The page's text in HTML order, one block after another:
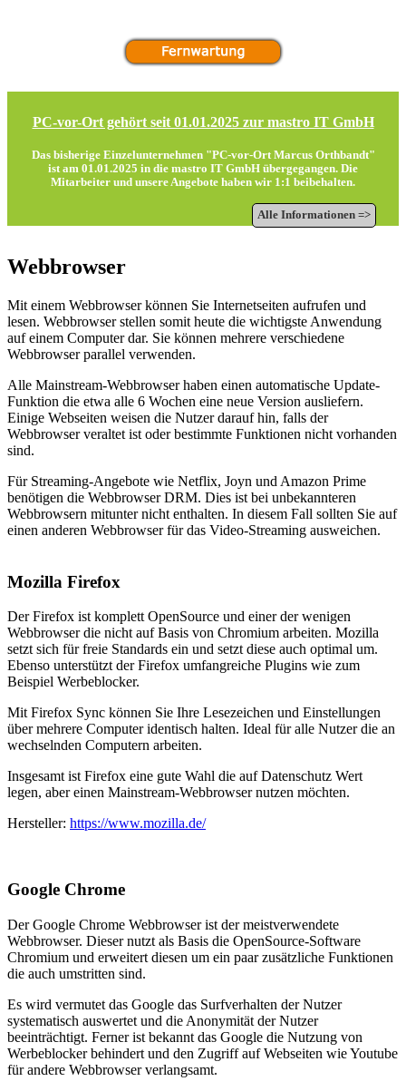
PC-vor-Ort gehört seit 01.01.2025 zur mastro IT GmbH
Das bisherige Einzelunternehmen "PC-vor-Ort Marcus Orthbandt"
ist am 01.01.2025 in die mastro IT GmbH übergegangen. Die
Mitarbeiter und unsere Angebote haben wir 1:1 beibehalten.
Alle Informationen =>
Webbrowser
Mit einem Webbrowser können Sie Internetseiten aufrufen und
lesen. Webbrowser stellen somit heute die wichtigste Anwendung
auf einem Computer dar. Sie können mehrere verschiedene
Webbrowser parallel verwenden.
Alle Mainstream-Webbrowser haben einen automatische Update-
Funktion die etwa alle 6 Wochen eine neue Version ausliefern.
Einige Webseiten weisen die Nutzer darauf hin, falls der
Webbrowser veraltet ist oder bestimmte Funktionen nicht vorhanden
sind.
Für Streaming-Angebote wie Netflix, Joyn und Amazon Prime
benötigen die Webbrowser DRM. Dies ist bei unbekannteren
Webbrowsern mitunter nicht enthalten. In diesem Fall sollten Sie auf
einen anderen Webbrowser für das Video-Streaming ausweichen.
Mozilla Firefox
Der Firefox ist komplett OpenSource und einer der wenigen
Webbrowser die nicht auf Basis von Chromium arbeiten. Mozilla
setzt sich für freie Standards ein und setzt diese auch optimal um.
Ebenso unterstützt der Firefox umfangreiche Plugins wie zum
Beispiel Werbeblocker.
Mit Firefox Sync können Sie Ihre Lesezeichen und Einstellungen
über mehrere Computer identisch halten. Ideal für alle Nutzer die an
wechselnden Computern arbeiten.
Insgesamt ist Firefox eine gute Wahl die auf Datenschutz Wert
legen, aber einen Mainstream-Webbrowser nutzen möchten.
Hersteller: https://www.mozilla.de/
Google Chrome
Der Google Chrome Webbrowser ist der meistverwendete
Webbrowser. Dieser nutzt als Basis die OpenSource-Software
Chromium und erweitert diesen um ein paar zusätzliche Funktionen
die auch umstritten sind.
Es wird vermutet das Google das Surfverhalten der Nutzer
systematisch auswertet und die Anonymität der Nutzer
beeinträchtigt. Ferner ist bekannt das Google die Nutzung von
Werbeblocker behindert und den Zugriff auf Webseiten wie Youtube
für andere Webbrowser verlangsamt.